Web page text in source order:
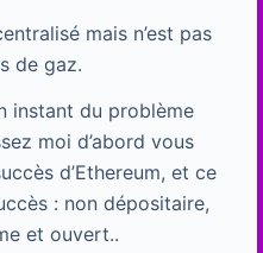
mais n’est pas
de gaz.
instant du problème
moi d’abord vous
d’Ethereum, et ce
: non dépositaire,
et ouvert..